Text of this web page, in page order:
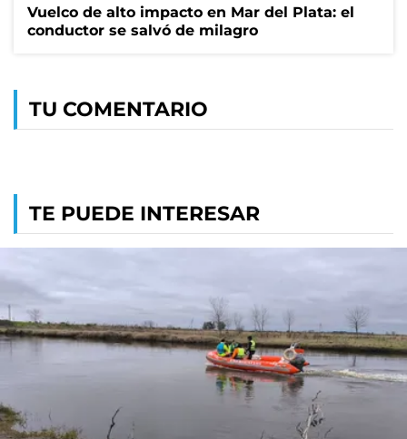
Vuelco de alto impacto en Mar del Plata: el
conductor se salvó de milagro
TU COMENTARIO
TE PUEDE INTERESAR